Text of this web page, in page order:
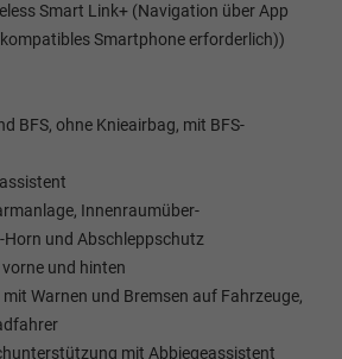
Smart Link+ (Navigation über App
Smartphone erforderlich))
BFS, ohne Knieairbag, mit BFS-
Innenraumüber-
und Abschleppschutz
und hinten
Warnen und Bremsen auf Fahrzeuge,
mit Abbiegeassistent